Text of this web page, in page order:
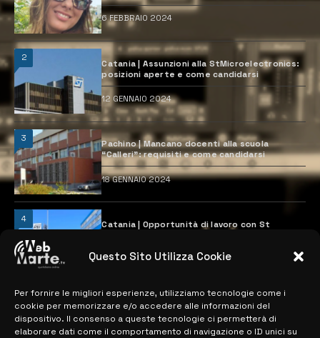
Questo Sito Utilizza Cookie
Per fornire le migliori esperienze, utilizziamo tecnologie come i
cookie per memorizzare e/o accedere alle informazioni del
dispositivo. Il consenso a queste tecnologie ci permetterà di
elaborare dati come il comportamento di navigazione o ID unici su
6 FEBBRAIO 2024
2
Catania | Assunzioni alla StMicroelectronics:
posizioni aperte e come candidarsi
12 GENNAIO 2024
3
Pachino | Mancano docenti alla scuola
“Calleri”: requisiti e come candidarsi
18 GENNAIO 2024
4
Catania | Opportunità di lavoro con St
28 MARZO 2024
MAPPA DEL SITO